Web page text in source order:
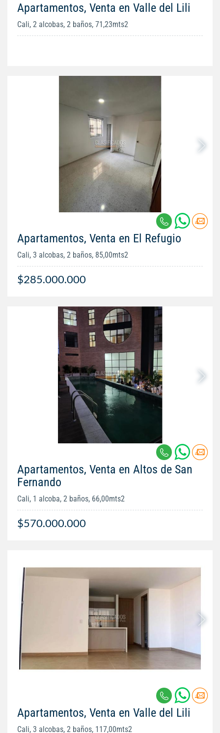
Apartamentos, Venta en Valle del Lili
Cali, 2 alcobas, 2 baños, 71,23mts2
Apartamentos, Venta en El Refugio
Cali, 3 alcobas, 2 baños, 85,00mts2
$285.000.000
Apartamentos, Venta en Altos de San
Fernando
Cali, 1 alcoba, 2 baños, 66,00mts2
$570.000.000
Apartamentos, Venta en Valle del Lili
Cali, 3 alcobas, 2 baños, 117,00mts2